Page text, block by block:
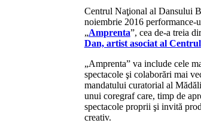
Centrul Naţional al Dansului
noiembrie 2016 performance-
„Amprenta”, cea de-a treia
Dan, artist asociat al
„Amprenta” va include cele
spectacole şi colaborări mai
mandatului curatorial al
unui coregraf care, timp de
spectacole proprii şi invită
creativ.